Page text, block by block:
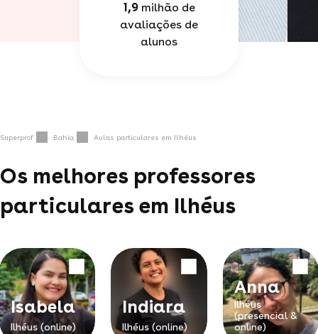
1,9milhão de
avaliações de
alunos
Superprof Bahia Aulas particulares em Ilhéus
Os melhores professores
particulares em Ilhéus
Isabela
Ilhéus (online)
Indiara
Ilhéus (online)
Anna
Ilhéus
(presencial &
online)